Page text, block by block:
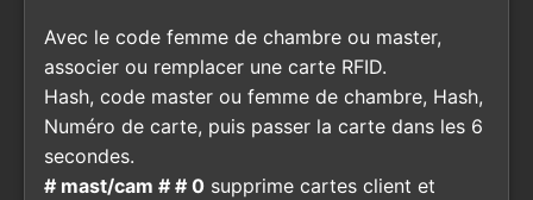
Avec le code femme de chambre ou master,
associer ou remplacer une carte RFID.
Hash, code master ou femme de chambre, Hash,
Numéro de carte, puis passer la carte dans les 6
secondes.
# mast/cam # # 0 supprime cartes client et